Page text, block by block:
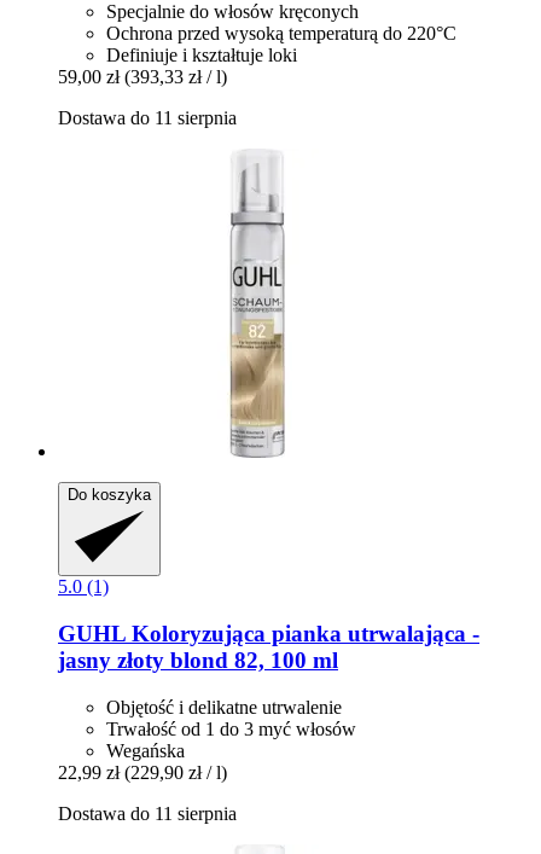
Specjalnie do włosów kręconych
Ochrona przed wysoką temperaturą do 220°C
Definiuje i kształtuje loki
59,00 zł (393,33 zł / l)
Dostawa do 11 sierpnia
Do koszyka
5.0 (1)
GUHL Koloryzująca pianka utrwalająca -​
jasny złoty blond 82, 100 ml
Objętość i delikatne utrwalenie
Trwałość od 1 do 3 myć włosów
Wegańska
22,99 zł (229,90 zł / l)
Dostawa do 11 sierpnia